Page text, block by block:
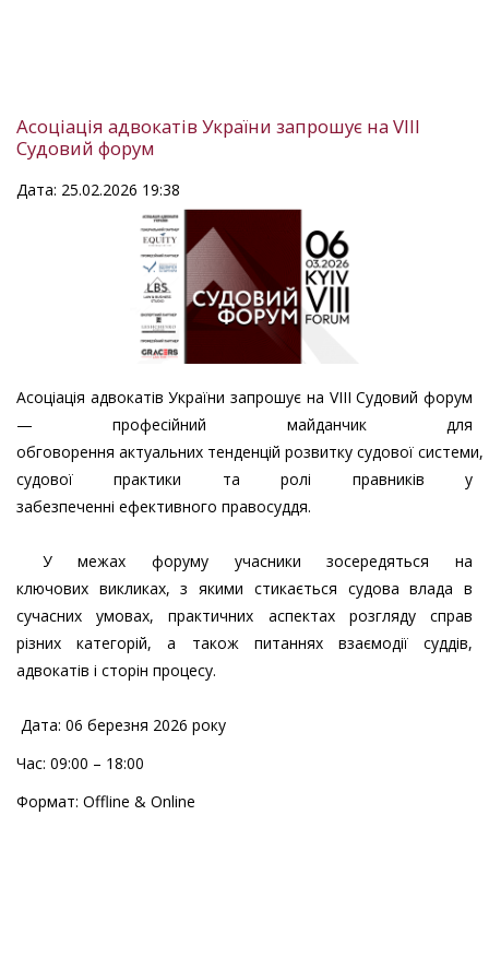
Асоціація адвокатів України запрошує на VІІІ
Судовий форум
Дата: 25.02.2026 19:38
Асоціація адвокатів України запрошує на VІІІ Судовий форум
— професійний майданчик для
обговорення актуальних тенденцій розвитку судової системи,
судової практики та ролі правників у
забезпеченні ефективного правосуддя.
У межах форуму учасники зосередяться на
ключових викликах, з якими стикається судова влада в
сучасних умовах, практичних аспектах розгляду справ
різних категорій, а також питаннях взаємодії суддів,
адвокатів і сторін процесу.
Дата: 06 березня 2026 року
Час: 09:00 – 18:00
Формат: Offline & Online